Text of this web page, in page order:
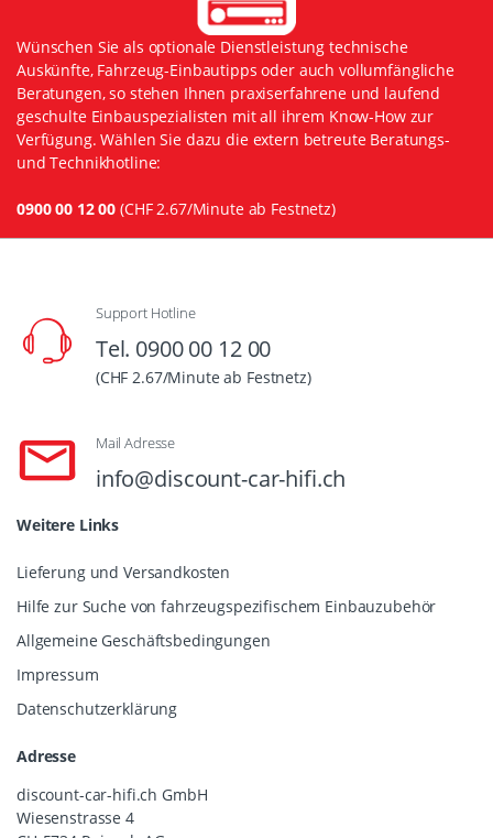
Wünschen Sie als optionale Dienstleistung technische
Auskünfte, Fahrzeug-Einbautipps oder auch vollumfängliche
Beratungen, so stehen Ihnen praxiserfahrene und laufend
geschulte Einbauspezialisten mit all ihrem Know-How zur
Verfügung. Wählen Sie dazu die extern betreute Beratungs-
und Technikhotline:
0900 00 12 00 (CHF 2.67/Minute ab Festnetz)
Support Hotline
Tel. 0900 00 12 00
(CHF 2.67/Minute ab Festnetz)
Mail Adresse
info@discount-car-hifi.ch
Weitere Links
Lieferung und Versandkosten
Hilfe zur Suche von fahrzeugspezifischem Einbauzubehör
Allgemeine Geschäftsbedingungen
Impressum
Datenschutzerklärung
Adresse
discount-car-hifi.ch GmbH
Wiesenstrasse 4